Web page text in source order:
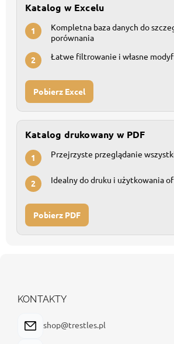
Katalog w Excelu
1
Kompletna baza danych do
porównania
2 Łatwe filtrowanie i własne
Pobierz Excel
Katalog drukowany w PDF
1 Przejrzyste przeglądanie
2 Idealny do druku i użytkowania
Pobierz PDF
KONTAKTY
shop@trestles.pl